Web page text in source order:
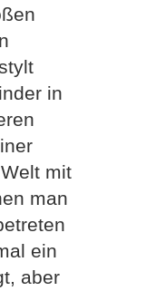
in
mit
man
ein
aber